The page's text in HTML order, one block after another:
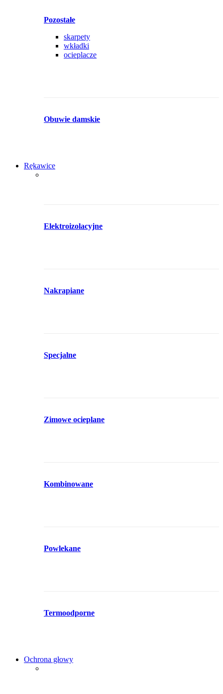
Pozostałe
skarpety
wkładki
ocieplacze
Obuwie damskie
Rękawice
Elektroizolacyjne
Nakrapiane
Specjalne
Zimowe ocieplane
Kombinowane
Powlekane
Termoodporne
Ochrona głowy